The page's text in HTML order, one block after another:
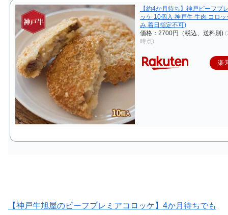
【約4か月待ち】神戸ビーフプ
ッケ 10個入 神戸牛 牛肉 コロ
み 着日指定不可)
価格：2700円（税込、送料別)
時点)
楽
【神戸牛旭屋のビーフプレミアコロッケ】4か月待ちでも